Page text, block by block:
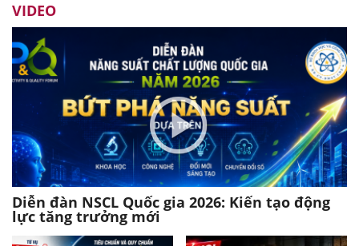
VIDEO
Diễn đàn NSCL Quốc gia 2026: Kiến tạo động
lực tăng trưởng mới